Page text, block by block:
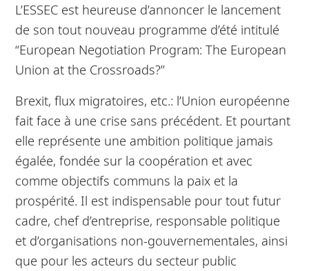
L’ESSEC est heureuse d’annoncer le lancement
de son tout nouveau programme d’été intitulé
“European Negotiation Program: The European
Union at the Crossroads?”
Brexit, flux migratoires, etc.: l’Union européenne
fait face à une crise sans précédent. Et pourtant
elle représente une ambition politique jamais
égalée, fondée sur la coopération et avec
comme objectifs communs la paix et la
prospérité. Il est indispensable pour tout futur
cadre, chef d’entreprise, responsable politique
et d’organisations non-gouvernementales, ainsi
que pour les acteurs du secteur public